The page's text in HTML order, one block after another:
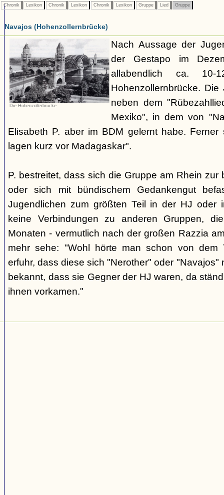
Chronik Lexikon Chronik Lexikon Chronik Lexikon Gruppe Lied Gruppe
Navajos (Hohenzollernbrücke)
Die Hohenzollerbrücke
Nach Aussage der
der Gestapo im
allabendlich ca.
Hohenzollernbrücke.
neben dem
Mexiko", in dem von
Elisabeth P. aber im BDM gelernt habe.
lagen kurz vor Madagaskar".
P. bestreitet, dass sich die Gruppe am Rhein
oder sich mit bündischem Gedankengut
Jugendlichen zum größten Teil in der HJ oder
keine Verbindungen zu anderen Gruppen,
Monaten - vermutlich nach der großen Razzia
mehr sehe: "Wohl hörte man schon von dem
erfuhr, dass diese sich "Nerother" oder "Navajos"
bekannt, dass sie Gegner der HJ waren, da
ihnen vorkamen."